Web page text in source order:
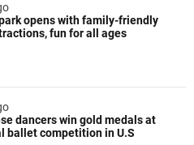
opens with family-friendly
fun for all ages
dancers win gold medals at
ballet competition in U.S